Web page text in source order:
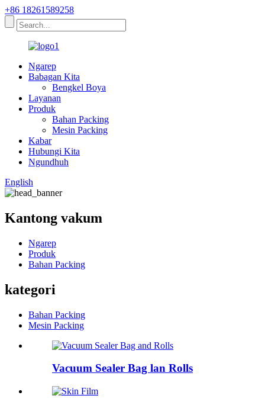
+86 18261589258
Ngarep
Babagan Kita
Bengkel Boya
Layanan
Produk
Bahan Packing
Mesin Packing
Kabar
Hubungi Kita
Ngundhuh
English
Kantong vakum
Ngarep
Produk
Bahan Packing
kategori
Bahan Packing
Mesin Packing
Vacuum Sealer Bag lan Rolls